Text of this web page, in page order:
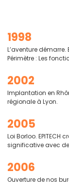
1998
L’aventure démarre.
Périmètre : Les
2002
Implantation en
régionale à Lyon.
2005
Loi Borloo. EPITECH
significative avec
2006
Ouverture de nos